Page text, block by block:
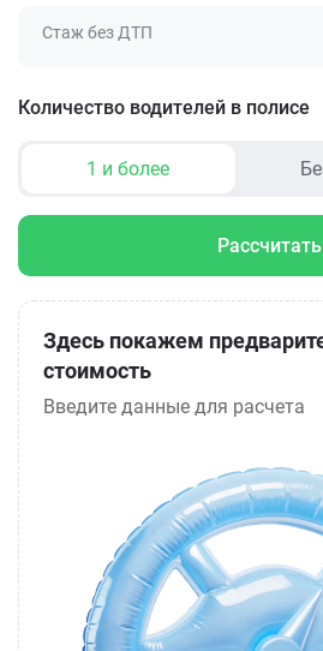
Стаж без ДТП
Количество водителей в полисе
1 и более
Рассчитать
Здесь покажем
стоимость
Введите данные для расчета